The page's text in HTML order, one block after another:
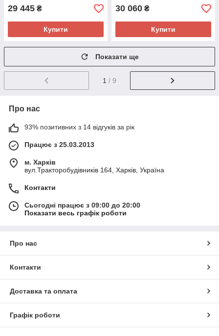
29 445 ₴
Купити
30 060 ₴
Купити
Показати ще
1 / 9
Про нас
93% позитивних з 14 відгуків за рік
Працює з 25.03.2013
м. Харків
вул.Тракторобудівників 164, Харків, Україна
Контакти
Сьогодні працює з 09:00 до 20:00
Показати весь графік роботи
Про нас
Контакти
Доставка та оплата
Графік роботи